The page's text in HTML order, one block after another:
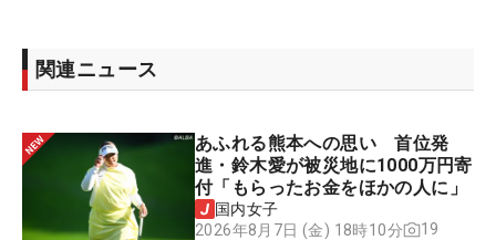
関連ニュース
あふれる熊本への思い 首位発
進・鈴木愛が被災地に1000万円寄
付「もらったお金をほかの人に」
国内女子
2026年8月7日 (金) 18時10分
19